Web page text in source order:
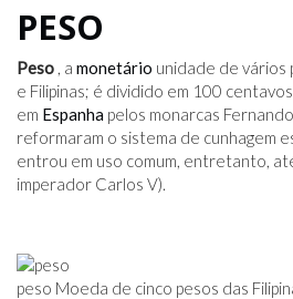
PESO
Peso , a monetário unidade de vários
e Filipinas; é dividido em 100
em Espanha pelos monarcas
reformaram o sistema de cunhagem
entrou em uso comum, entretanto,
imperador Carlos V).
peso Moeda de cinco pesos das